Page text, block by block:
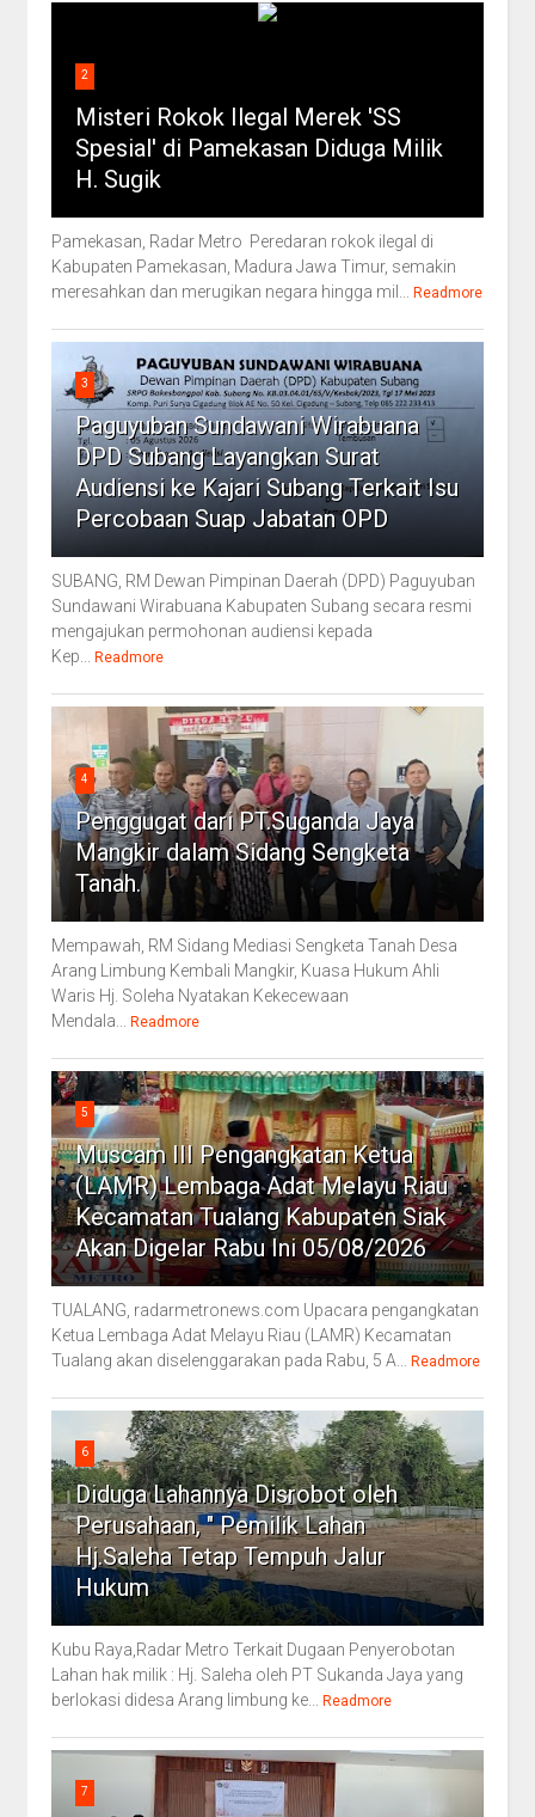
2
Misteri Rokok Ilegal Merek 'SS
Spesial' di Pamekasan Diduga Milik
H. Sugik
Pamekasan, Radar Metro Peredaran rokok ilegal di
Kabupaten Pamekasan, Madura Jawa Timur, semakin
meresahkan dan merugikan negara hingga mil...
Readmore
3
Paguyuban Sundawani Wirabuana
DPD Subang Layangkan Surat
Audiensi ke Kajari Subang Terkait Isu
Percobaan Suap Jabatan OPD
SUBANG, RM Dewan Pimpinan Daerah (DPD) Paguyuban
Sundawani Wirabuana Kabupaten Subang secara resmi
mengajukan permohonan audiensi kepada
Kep...
Readmore
4
Penggugat dari PT.Suganda Jaya
Mangkir dalam Sidang Sengketa
Tanah.
Mempawah, RM Sidang Mediasi Sengketa Tanah Desa
Arang Limbung Kembali Mangkir, Kuasa Hukum Ahli
Waris Hj. Soleha Nyatakan Kekecewaan
Mendala...
Readmore
5
Muscam III Pengangkatan Ketua
(LAMR) Lembaga Adat Melayu Riau
Kecamatan Tualang Kabupaten Siak
Akan Digelar Rabu Ini 05/08/2026
TUALANG, radarmetronews.com Upacara pengangkatan
Ketua Lembaga Adat Melayu Riau (LAMR) Kecamatan
Tualang akan diselenggarakan pada Rabu, 5 A...
Readmore
6
Diduga Lahannya Disrobot oleh
Perusahaan, " Pemilik Lahan
Hj.Saleha Tetap Tempuh Jalur
Hukum
Kubu Raya,Radar Metro Terkait Dugaan Penyerobotan
Lahan hak milik : Hj. Saleha oleh PT Sukanda Jaya yang
berlokasi didesa Arang limbung ke...
Readmore
7